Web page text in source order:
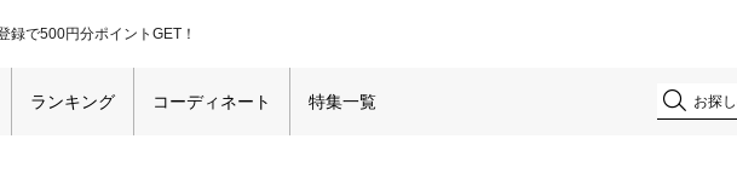
録で500円分ポイントGET！
ランキング コーディネート 特集一覧